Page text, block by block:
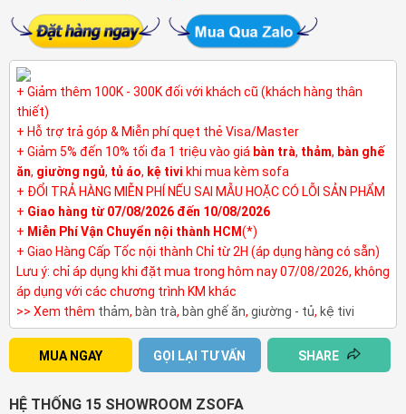
+ Giảm thêm 100K - 300K đối với khách cũ (khách hàng thân
thiết)
+ Hỗ trợ trả góp & Miễn phí quẹt thẻ Visa/Master
+ Giảm 5% đến 10% tối đa 1 triệu vào giá bàn trà, thảm, bàn ghế
ăn, giường ngủ, tủ áo, kệ tivi khi mua kèm sofa
+ ĐỔI TRẢ HÀNG MIỄN PHÍ NẾU SAI MẪU HOẶC CÓ LỖI SẢN PHẨM
+ Giao hàng từ 07/08/2026 đến 10/08/2026
+ Miễn Phí Vận Chuyển nội thành HCM(*)
+ Giao Hàng Cấp Tốc nội thành Chỉ từ 2H (áp dụng hàng có sẵn)
Lưu ý: chỉ áp dụng khi đặt mua trong hôm nay 07/08/2026, không
áp dụng với các chương trình KM khác
>> Xem thêm thảm, bàn trà, bàn ghế ăn, giường - tủ, kệ tivi
MUA NGAY GỌI LẠI TƯ VẤN SHARE
HỆ THỐNG 15 SHOWROOM ZSOFA